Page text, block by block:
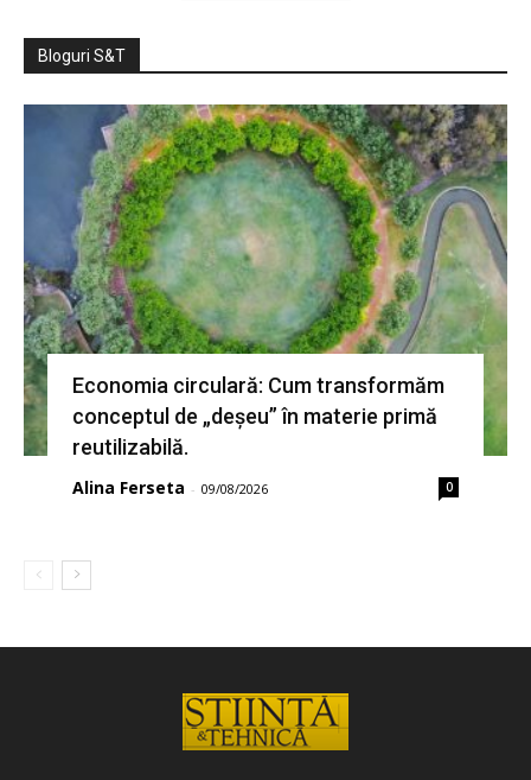
Bloguri S&T
Economia circulară: Cum transformăm
conceptul de „deșeu” în materie primă
reutilizabilă.
Alina Ferseta - 09/08/2026 0